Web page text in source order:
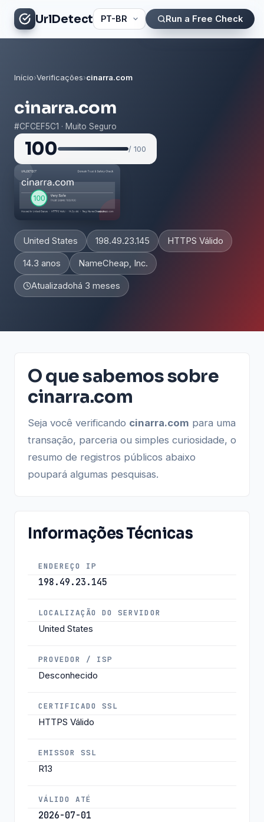
UrlDetect Run a Free Check
Início›Verificações›cinarra.com
cinarra.com
#CFCEF5C1 · Muito Seguro
100 / 100
United States 198.49.23.145 HTTPS Válido
14.3 anos NameCheap, Inc.
Atualizadohá 3 meses
O que sabemos sobre
cinarra.com
Seja você verificando cinarra.com para uma
transação, parceria ou simples curiosidade, o
resumo de registros públicos abaixo
poupará algumas pesquisas.
Informações Técnicas
ENDEREÇO IP
198.49.23.145
LOCALIZAÇÃO DO SERVIDOR
United States
PROVEDOR / ISP
Desconhecido
CERTIFICADO SSL
HTTPS Válido
EMISSOR SSL
R13
VÁLIDO ATÉ
2026-07-01